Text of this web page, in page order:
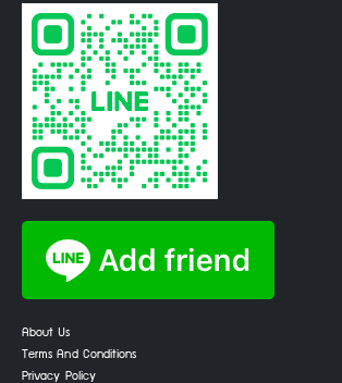
About Us
Terms And Conditions
Privacy Policy